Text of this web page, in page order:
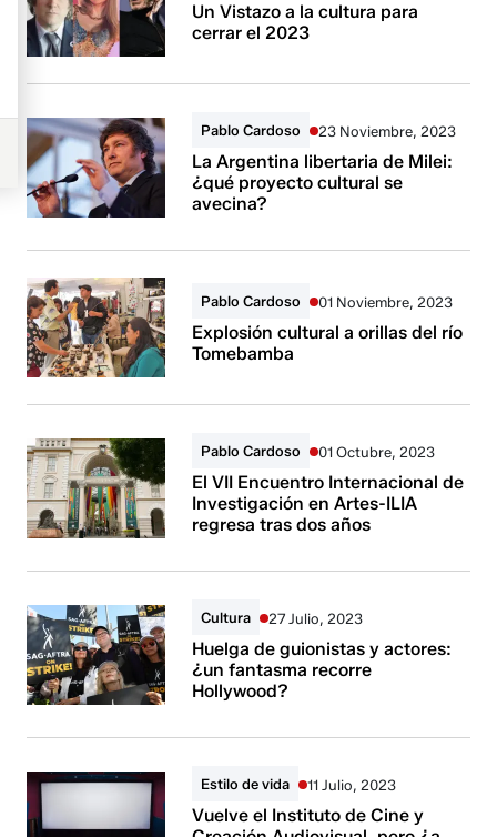
Un Vistazo a la cultura para
cerrar el 2023
Pablo Cardoso 23 Noviembre, 2023
La Argentina libertaria de Milei:
¿qué proyecto cultural se
avecina?
Pablo Cardoso 01 Noviembre, 2023
Explosión cultural a orillas del río
Tomebamba
Pablo Cardoso 01 Octubre, 2023
El VII Encuentro Internacional de
Investigación en Artes-ILIA
regresa tras dos años
Cultura 27 Julio, 2023
Huelga de guionistas y actores:
¿un fantasma recorre
Hollywood?
Estilo de vida 11 Julio, 2023
Vuelve el Instituto de Cine y